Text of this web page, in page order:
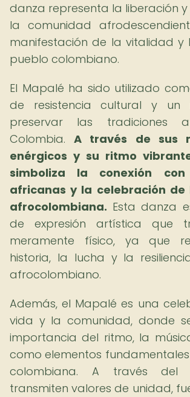
danza representa la liberación
la comunidad
manifestación de la vitalidad y
pueblo colombiano.
El Mapalé ha sido utilizado
de resistencia cultural y un
preservar las tradiciones
Colombia.A través de sus
enérgicos y su ritmo
simboliza la conexión
africanas y la celebración
afrocolombiana. Esta danza
de expresión artística que
meramente físico, ya que
historia, la lucha y la
afrocolombiano.
Además, el Mapalé es una
vida y la comunidad, donde
importancia del ritmo, la
como elementos
colombiana. A través del
transmiten valores de unidad,